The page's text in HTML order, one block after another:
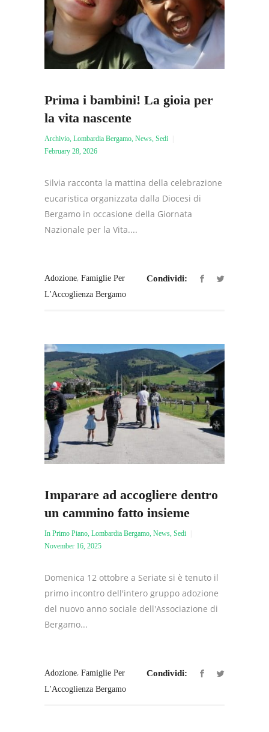
Prima i bambini! La gioia per
la vita nascente
Archivio Lombardia Bergamo News Sedi
February 28, 2026
Silvia racconta la mattina della celebrazione
eucaristica organizzata dalla Diocesi di
Bergamo in occasione della Giornata
Nazionale per la Vita....
Adozione, Famiglie Per
L'Accoglienza Bergamo
Condividi:
Imparare ad accogliere dentro
un cammino fatto insieme
In Primo Piano Lombardia Bergamo News Sedi
November 16, 2025
Domenica 12 ottobre a Seriate si è tenuto il
primo incontro dell'intero gruppo adozione
del nuovo anno sociale dell'Associazione di
Bergamo...
Adozione, Famiglie Per
L'Accoglienza Bergamo
Condividi: